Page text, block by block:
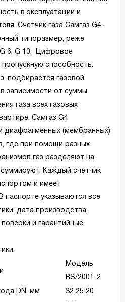
в эксплуатации и
Счетчик газа Самгаз G4-
типоразмер, реже
G 6; G 10. Цифровое
способность.
подбирается газовой
зависимости от суммы
газа всех газовых
Самгаз G4
диафрагменных (мембранных)
где при помощи разных
газ разделяют на
Каждый счетчик
и имеет
паспорте указываются все
дата производства,
и гарантийные
Модель
RS/2001-2
DN, мм 32 25 20